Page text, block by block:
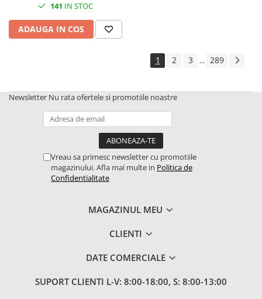
2.5.2. Garduri electrice
2.5.4. Accesorii insilozare si
Deutz-Fahr
2.6.1. Echipamente atasabile
2.6.2. Piese de schimb si accesorii
141 IN STOC
ADAUGA IN COS
1 2 3 ... 289
Newsletter Nu rata ofertele si promotiile noastre
Vreau sa primesc newsletter cu promotiile
magazinului. Afla mai multe in Politica de
Confidentialitate
MAGAZINUL MEU
CLIENTI
DATE COMERCIALE
SUPORT CLIENTI L-V: 8:00-18:00, S: 8:00-13:00